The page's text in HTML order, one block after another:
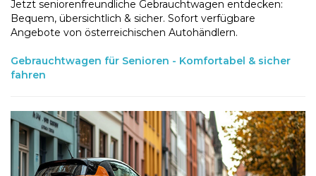
Jetzt seniorenfreundliche Gebrauchtwagen entdecken:
Bequem, übersichtlich & sicher. Sofort verfügbare
Angebote von österreichischen Autohändlern.
Gebrauchtwagen für Senioren - Komfortabel & sicher
fahren